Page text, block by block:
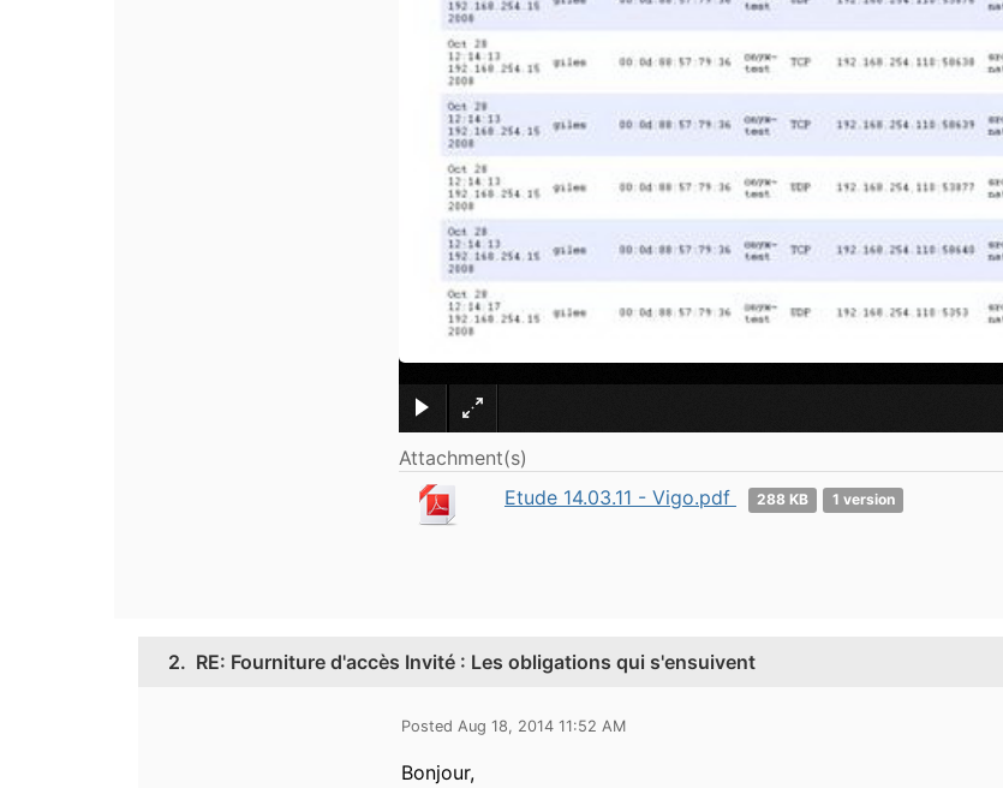
Attachment(s)
Etude 14.03.11 - Vigo.pdf
288 KB 1 version
2. RE: Fourniture d'accès Invité : Les obligations qui s'ensuivent
Posted Aug 18, 2014 11:52 AM
Bonjour,